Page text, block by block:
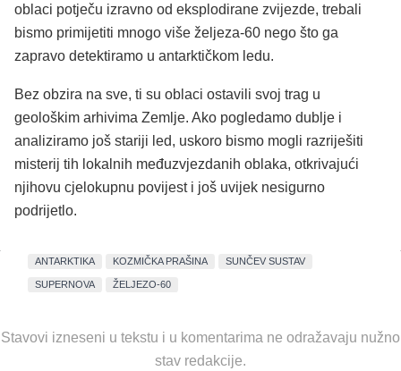
oblaci potječu izravno od eksplodirane zvijezde, trebali
bismo primijetiti mnogo više željeza-60 nego što ga
zapravo detektiramo u antarktičkom ledu.
Bez obzira na sve, ti su oblaci ostavili svoj trag u
geološkim arhivima Zemlje. Ako pogledamo dublje i
analiziramo još stariji led, uskoro bismo mogli razriješiti
misterij tih lokalnih međuzvjezdanih oblaka, otkrivajući
njihovu cjelokupnu povijest i još uvijek nesigurno
podrijetlo.
ANTARKTIKA KOZMIČKA PRAŠINA SUNČEV SUSTAV
SUPERNOVA ŽELJEZO-60
Stavovi izneseni u tekstu i u komentarima ne odražavaju nužno
stav redakcije.